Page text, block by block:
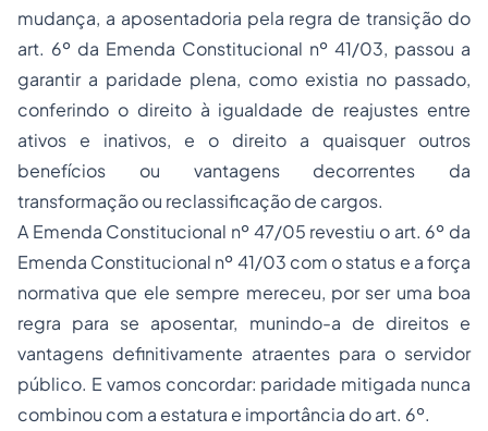
mudança, a aposentadoria pela regra de transição do
art. 6º da Emenda Constitucional nº 41/03, passou a
garantir a paridade plena, como existia no passado,
conferindo o direito à igualdade de reajustes entre
ativos e inativos, e o direito a quaisquer outros
benefícios ou vantagens decorrentes da
transformação ou reclassificação de cargos.
A Emenda Constitucional nº 47/05 revestiu o art. 6º da
Emenda Constitucional nº 41/03 com o status e a força
normativa que ele sempre mereceu, por ser uma boa
regra para se aposentar, munindo-a de direitos e
vantagens definitivamente atraentes para o servidor
público. E vamos concordar: paridade mitigada nunca
combinou com a estatura e importância do art. 6º.